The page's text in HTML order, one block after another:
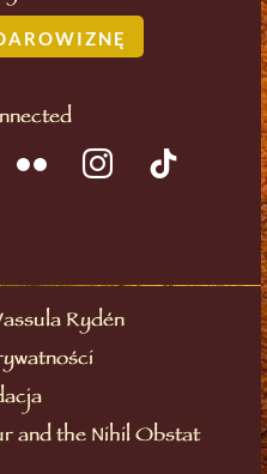
Rydén
and the Nihil Obstat